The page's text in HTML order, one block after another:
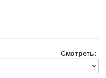
Смотреть: